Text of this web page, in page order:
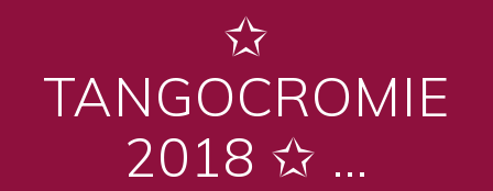
✩
TANGOCROMIE
2018 ✩ …